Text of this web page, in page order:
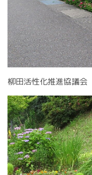
柳田活性化推進協議会